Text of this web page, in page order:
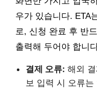
우가 있습니다. ETA
로, 신청 완료 후 반
출력해 두어야 합니
결제 오류: 해외
보 입력 시 오류는